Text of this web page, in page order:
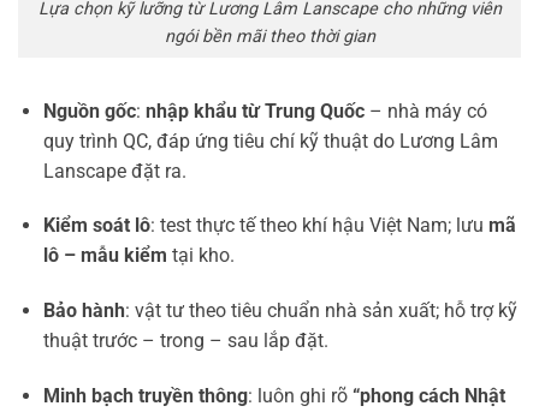
Lựa chọn kỹ lưỡng từ Lương Lâm Lanscape cho những viên
ngói bền mãi theo thời gian
Nguồn gốc: nhập khẩu từ Trung Quốc– nhà máy có
quy trình QC, đáp ứng tiêu chí kỹ thuật do Lương Lâm
Lanscape đặt ra.
Kiểm soát lô: test thực tế theo khí hậu Việt Nam; lưu mã
lô – mẫu kiểm tại kho.
Bảo hành: vật tư theo tiêu chuẩn nhà sản xuất; hỗ trợ kỹ
thuật trước – trong – sau lắp đặt.
Minh bạch truyền thông: luôn ghi rõ “phong cách Nhật